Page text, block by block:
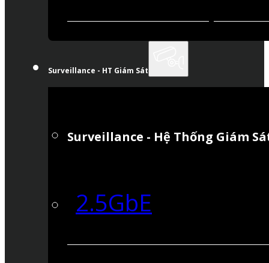
Surveillance - HT Giám Sát
Surveillance - Hệ Thống Giám
2.5GbE